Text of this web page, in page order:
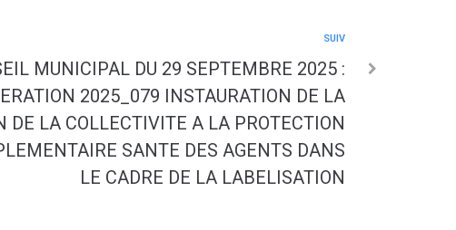
SUIV
MUNICIPAL DU 29 SEPTEMBRE 2025 :
2025_079 INSTAURATION DE LA
DE LA COLLECTIVITE A LA PROTECTION
SANTE DES AGENTS DANS
LE CADRE DE LA LABELISATION